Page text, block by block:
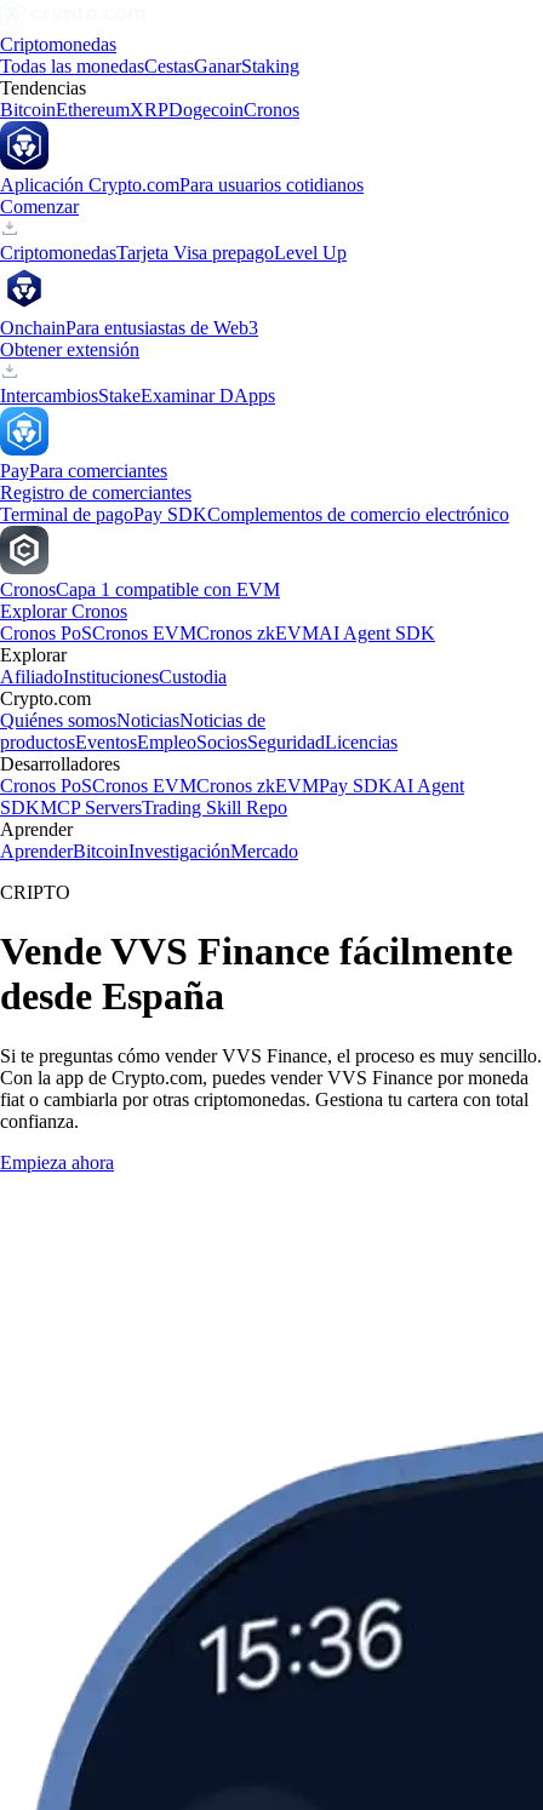
Criptomonedas
Todas las monedasCestasGanarStaking
Tendencias
BitcoinEthereumXRPDogecoinCronos
Aplicación Crypto.comPara usuarios cotidianos
Comenzar
CriptomonedasTarjeta Visa prepagoLevel Up
OnchainPara entusiastas de Web3
Obtener extensión
IntercambiosStakeExaminar DApps
PayPara comerciantes
Registro de comerciantes
Terminal de pagoPay SDKComplementos de comercio electrónico
CronosCapa 1 compatible con EVM
Explorar Cronos
Cronos PoSCronos EVMCronos zkEVMAI Agent SDK
Explorar
AfiliadoInstitucionesCustodia
Crypto.com
Quiénes somosNoticiasNoticias de
productosEventosEmpleoSociosSeguridadLicencias
Desarrolladores
Cronos PoSCronos EVMCronos zkEVMPay SDKAI Agent
SDKMCP ServersTrading Skill Repo
Aprender
AprenderBitcoinInvestigaciónMercado
CRIPTO
Vende VVS Finance fácilmente
desde España
Si te preguntas cómo vender VVS Finance, el proceso es muy sencillo.
Con la app de Crypto.com, puedes vender VVS Finance por moneda
fiat o cambiarla por otras criptomonedas. Gestiona tu cartera con total
confianza.
Empieza ahora